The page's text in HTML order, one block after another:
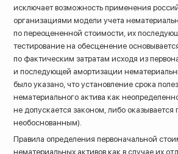
исключает возможность применения
организациями модели учета
по переоцененной стоимости, их
тестирование на обесценение
по фактическим затратам исходя из
и последующей амортизации
было указано, что установление срока
нематериального актива как
не допускается законом, либо оказывается
необоснованным).
Правила определения первоначальной
нематериальных активов как в случае их